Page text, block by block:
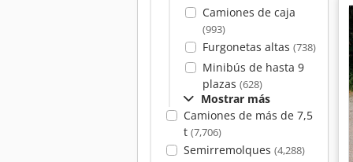
Camiones de caja
(993)
Furgonetas altas (738)
Minibús de hasta 9
plazas (628)
Mostrar más
Camiones de más de 7,5
t (7,706)
Semirremolques (4,288)